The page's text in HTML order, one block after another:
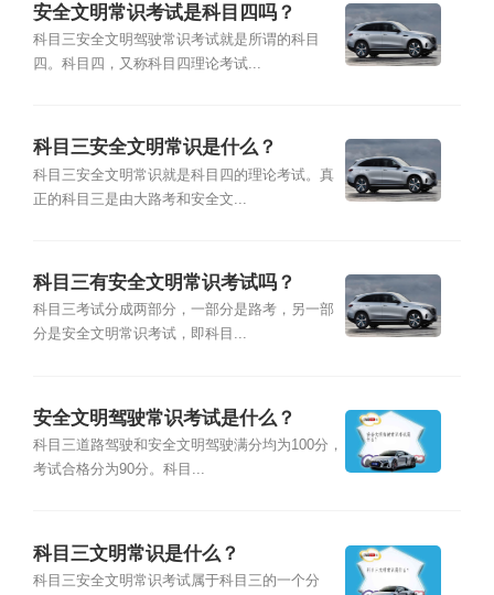
安全文明常识考试是科目四吗？
科目三安全文明驾驶常识考试就是所谓的科目
四。科目四，又称科目四理论考试...
科目三安全文明常识是什么？
科目三安全文明常识就是科目四的理论考试。真
正的科目三是由大路考和安全文...
科目三有安全文明常识考试吗？
科目三考试分成两部分，一部分是路考，另一部
分是安全文明常识考试，即科目...
安全文明驾驶常识考试是什么？
科目三道路驾驶和安全文明驾驶满分均为100分，
考试合格分为90分。科目...
科目三文明常识是什么？
科目三安全文明常识考试属于科目三的一个分